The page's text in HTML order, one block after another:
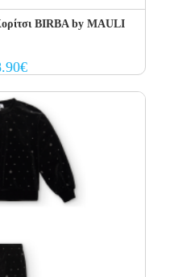
BIRBA by MAULI
€Current
price